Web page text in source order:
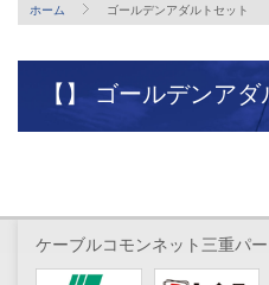
ホーム ゴールデンアダルトセット
【】 ゴールデンア
ケーブルコモンネット三重パ